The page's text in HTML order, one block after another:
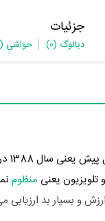
جزئیات
دیالوگ (0) حواشی (0)
منظوم